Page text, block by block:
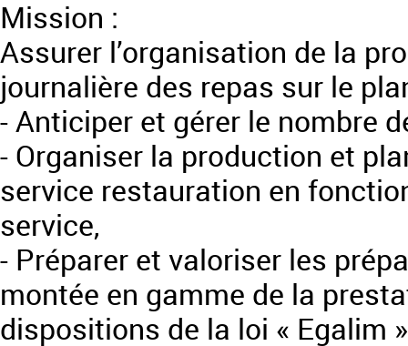
Mission :
Assurer l’organisation de la
journalière des repas sur le
- Anticiper et gérer le nombre
- Organiser la production et
service restauration en
service,
- Préparer et valoriser les
montée en gamme de la
dispositions de la loi « Egalim